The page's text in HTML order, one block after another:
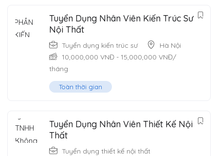
Tuyển Dụng Nhân Viên Kiến Trúc Sư
Nội Thất
Tuyển dụng kiến trúc sư
Hà Nội
10,000,000 VNĐ - 15,000,000 VNĐ/
tháng
Toàn thời gian
Tuyển Dụng Nhân Viên Thiết Kế Nội
Thất
Tuyển dụng thiết kế nội thất